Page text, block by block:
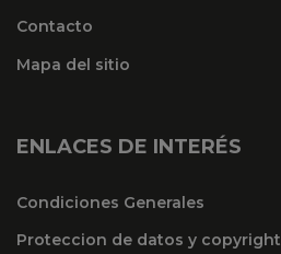
Contacto
Mapa del sitio
ENLACES DE INTERÉS
Condiciones Generales
Proteccion de datos y copyright